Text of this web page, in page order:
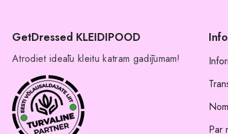
GetDressed KLEIDIPOOD
Atrodiet ideālu kleitu katram gadījumam!
Par